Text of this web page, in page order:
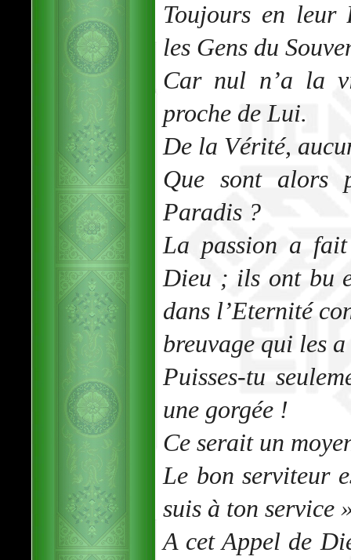
Toujours en leur
les Gens du
Car nul n’a la
proche de Lui.
De la Vérité,
Que sont alors
Paradis ?
La passion a
Dieu ; ils ont bu
dans l’Eternité
breuvage qui les
Puisses-tu
une gorgée !
Ce serait un
Le bon serviteur
suis à ton service
A cet Appel de